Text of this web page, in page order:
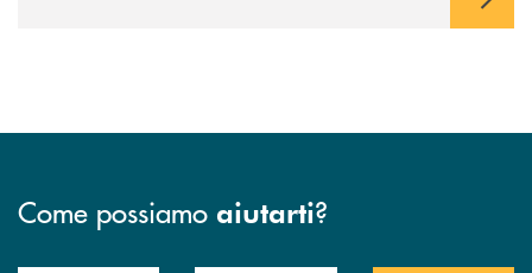
Come possiamo aiutarti?